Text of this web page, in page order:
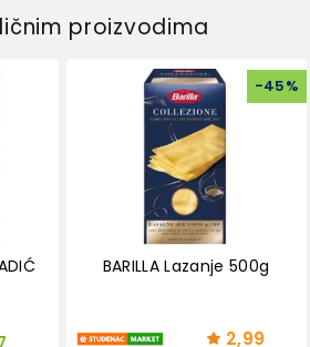
proizvodima
-45%
BARILLA Lazanje 500g
2,99